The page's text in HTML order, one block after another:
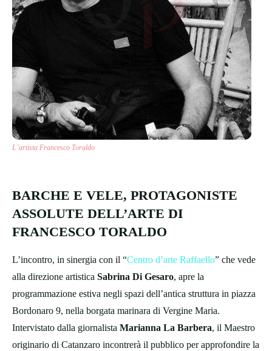
L’artista Francesco Toraldo
BARCHE E VELE, PROTAGONISTE
ASSOLUTE DELL’ARTE DI
FRANCESCO TORALDO
L’incontro, in sinergia con il “Centro d’arte Raffaello” che vede
alla direzione artistica Sabrina Di Gesaro, apre la
programmazione estiva negli spazi dell’antica struttura in piazza
Bordonaro 9, nella borgata marinara di Vergine Maria.
Intervistato dalla giornalista Marianna La Barbera, il Maestro
originario di Catanzaro incontrerà il pubblico per approfondire la